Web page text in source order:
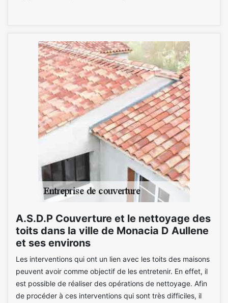
A.S.D.P Couverture et le nettoyage des
toits dans la ville de Monacia D Aullene
et ses environs
Les interventions qui ont un lien avec les toits des maisons
peuvent avoir comme objectif de les entretenir. En effet, il
est possible de réaliser des opérations de nettoyage. Afin
de procéder à ces interventions qui sont très difficiles, il